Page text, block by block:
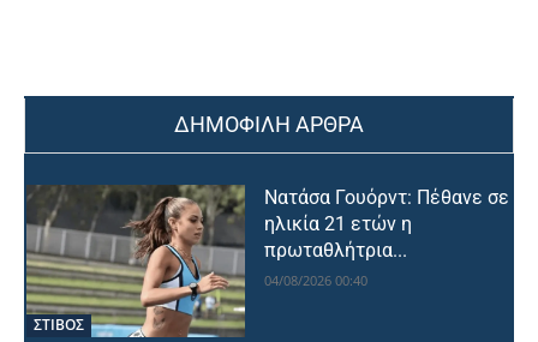
ΔΗΜΟΦΙΛΗ ΑΡΘΡΑ
ΣΤΙΒΟΣ
Νατάσα Γουόρντ: Πέθανε σε
ηλικία 21 ετών η
πρωταθλήτρια...
04/08/2026 00:40